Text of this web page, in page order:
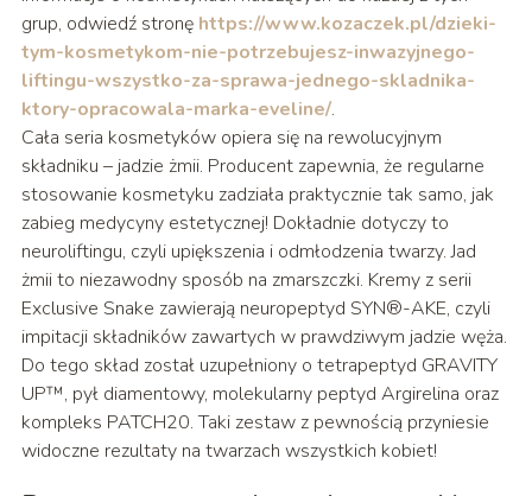
grup, odwiedź stronę https://www.kozaczek.pl/dzieki-
tym-kosmetykom-nie-potrzebujesz-inwazyjnego-
liftingu-wszystko-za-sprawa-jednego-skladnika-
ktory-opracowala-marka-eveline/.
Cała seria kosmetyków opiera się na rewolucyjnym
składniku – jadzie żmii. Producent zapewnia, że regularne
stosowanie kosmetyku zadziała praktycznie tak samo, jak
zabieg medycyny estetycznej! Dokładnie dotyczy to
neuroliftingu, czyli upiększenia i odmłodzenia twarzy. Jad
żmii to niezawodny sposób na zmarszczki. Kremy z serii
Exclusive Snake zawierają neuropeptyd SYN®-AKE, czyli
impitacji składników zawartych w prawdziwym jadzie węża.
Do tego skład został uzupełniony o tetrapeptyd GRAVITY
UP™, pył diamentowy, molekularny peptyd Argirelina oraz
kompleks PATCH20. Taki zestaw z pewnością przyniesie
widoczne rezultaty na twarzach wszystkich kobiet!